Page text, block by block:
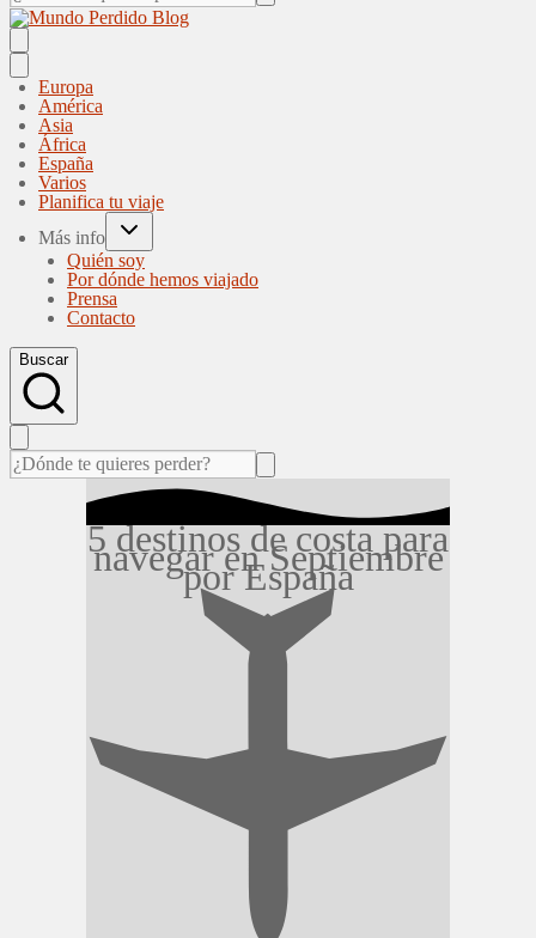
Europa
América
Asia
África
España
Varios
Planifica tu viaje
Más info
Quién soy
Por dónde hemos viajado
Prensa
Contacto
Buscar
5 destinos de costa para
navegar en Septiembre
por España